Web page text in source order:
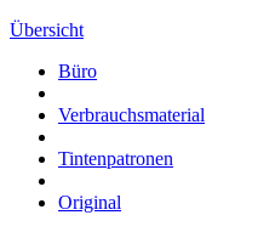
Übersicht
Büro
Verbrauchsmaterial
Tintenpatronen
Original